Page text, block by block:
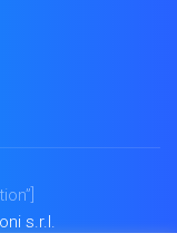
s.r.l.